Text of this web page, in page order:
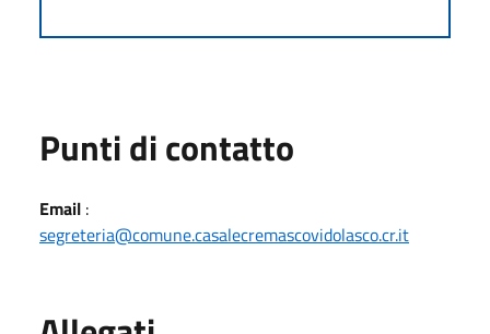
Punti di contatto
Email :
segreteria@comune.casalecremascovidolasco.cr.it